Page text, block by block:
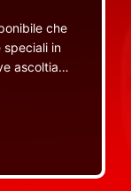
che
in
ascoltiamo
parte